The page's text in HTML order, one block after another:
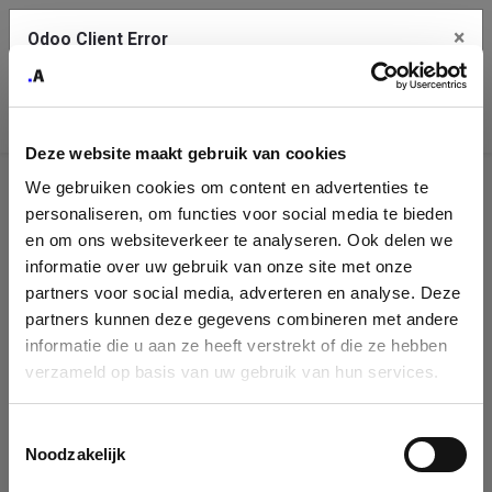
Deze website maakt gebruik van cookies
We gebruiken cookies om content en advertenties te
personaliseren, om functies voor social media te bieden
en om ons websiteverkeer te analyseren. Ook delen we
informatie over uw gebruik van onze site met onze
partners voor social media, adverteren en analyse. Deze
partners kunnen deze gegevens combineren met andere
informatie die u aan ze heeft verstrekt of die ze hebben
verzameld op basis van uw gebruik van hun services.
Noodzakelijk
Company
Identification
Please fill in your company details
You can search a company in our database by name, VAT or
enterprise ID. When a company is selected it will auto-complete the
form. If you don't find your company in our database, you can create
Odoo Client Error ×
service.
See details
Ok